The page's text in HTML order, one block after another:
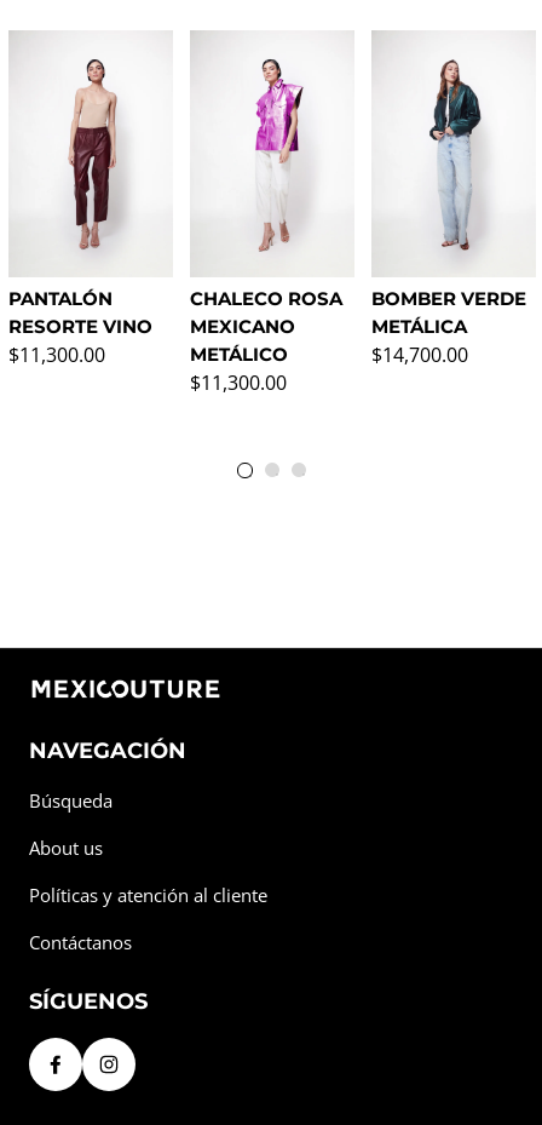
PANTALÓN
RESORTE VINO
Precio normal
$11,300.00
CHALECO ROSA
MEXICANO
METÁLICO
Precio normal
$11,300.00
BOMBER VERDE
METÁLICA
Precio normal
$14,700.00
NAVEGACIÓN
Búsqueda
About us
Políticas y atención al cliente
Contáctanos
SÍGUENOS